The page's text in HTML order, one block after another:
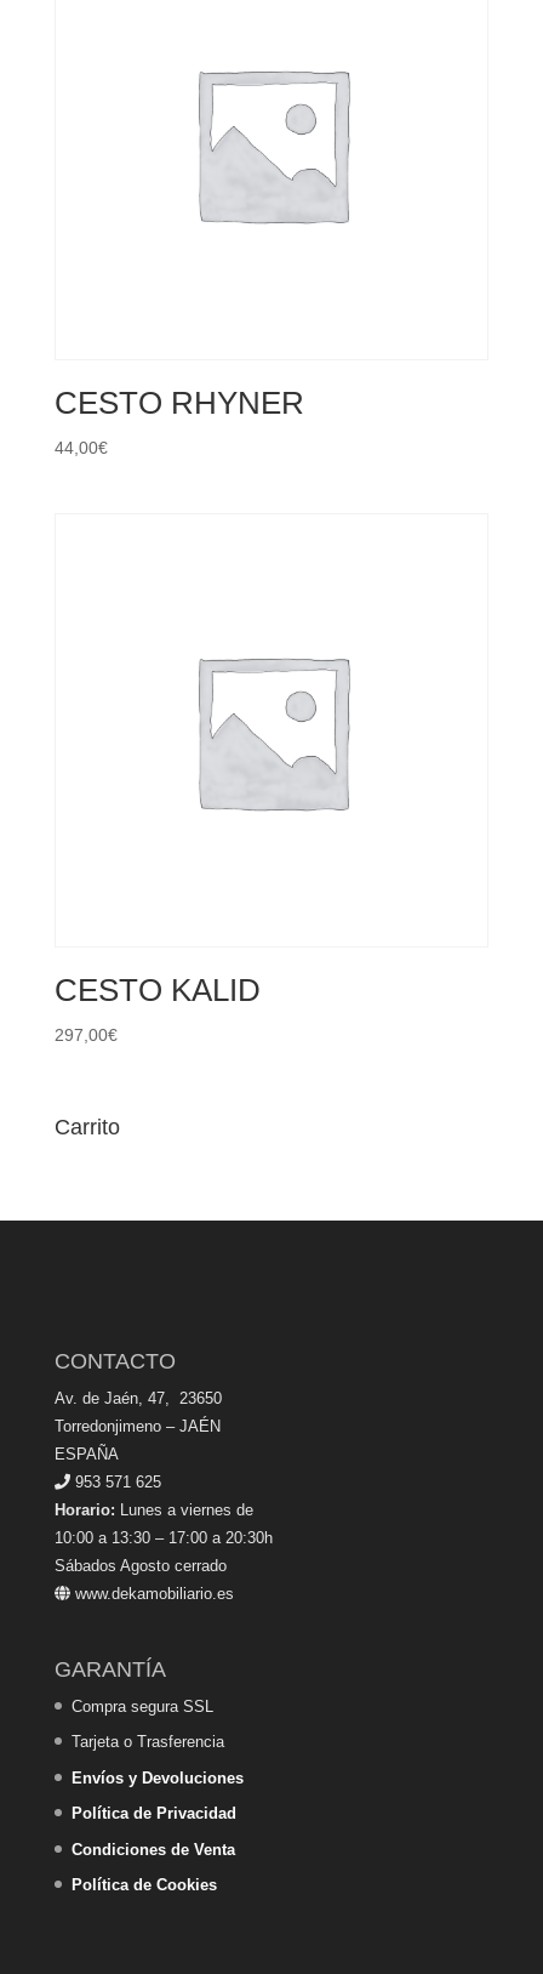
CESTO RHYNER
44,00€
CESTO KALID
297,00€
Carrito
CONTACTO
Av. de Jaén, 47, 23650
Torredonjimeno – JAÉN
ESPAÑA
953 571 625
Horario: Lunes a viernes de
10:00 a 13:30 – 17:00 a 20:30h
Sábados Agosto cerrado
www.dekamobiliario.es
GARANTÍA
Compra segura SSL
Tarjeta o Trasferencia
Envíos y Devoluciones
Política de Privacidad
Condiciones de Venta
Política de Cookies